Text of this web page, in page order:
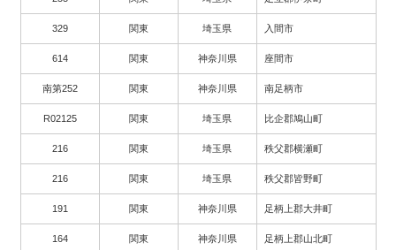
329 関東 埼玉県 入間市
614 関東 神奈川県 座間市
南第252 関東 神奈川県 南足柄市
R02125 関東 埼玉県 比企郡鳩山町
216 関東 埼玉県 秩父郡横瀬町
216 関東 埼玉県 秩父郡皆野町
191 関東 神奈川県 足柄上郡大井町
164 関東 神奈川県 足柄上郡山北町